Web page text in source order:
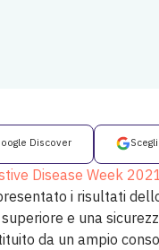
Discover
Disease Week
i risultati
e una
da un ampio